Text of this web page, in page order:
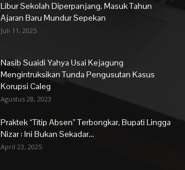
Libur Sekolah Diperpanjang, Masuk Tahun
Ajaran Baru Mundur Sepekan
Juli 11, 2025
Nasib Suaidi Yahya Usai Kejagung
Mengintruksikan Tunda Pengusutan Kasus
Korupsi Caleg
Agustus 28, 2023
Praktek “Titip Absen” Terbongkar, Bupati Lingga
Nizar : Ini Bukan Sekadar...
April 23, 2025